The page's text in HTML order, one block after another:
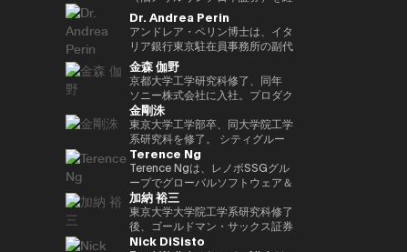
における社会的意義のある課題を
研究するOutblazeのリサーチ部
門、ThinkBlazeの創設者でもあ
ります。 2018年以降、Yat氏は
ゲーム業界におけるブロックチェ
ーンおよびNFT（非代替性トーク
ン）の活用を早期から提唱してき
ました。これにより、ゲーマーは
ゲーム内資産やデータ、ひいては
価値そのものを真に所有できるよ
うになると考えられています。分
散型アプリケーションとデジタル
資産の可能性を明確に見据えた
Yat氏は、Animoca Brandsをブ
ロックチェーン、ゲーム、NFT、
そしてオープン・メタバース分野
におけるリーダー的地位へと迅速
ジェクトの初期マーケティングお
よびアドバイザリーに関与した人
物である。こうした功績から、
CNBC により「クリプト界のゴ
ッドファーザー（the Godfather
of Crypto）」と称されている。
2013年には BitAngels を、2014
年には BitAngels Fund 1 を共同
設立。同ファンドは、イーサリア
ムのクラウドセールにおいて、1
トークン30セントという価格で
100万ドルを投資したことで知ら
れている。 ターピンは2015年に
「ビットコイン四季モデル
（Four Seasons of Bitcoin）」
を開発した人物でもあり、2024
年に Skyhorse Publishing から
2018年7月、世界的な暗号資産取
引所であるKrakenを運営する
Payward, Inc.（米国）に入社
し、金融庁登録に貢献。2020年3
月より同社日本代表就任。 2022
年7月Binance日本代表に就任。
オックスフォード大学経営学修士
（MBA）修了。
開発を担当し、同社の日本関連の
ビジネス全般に携わる。 FLOW
TRADERSは東京証券取引所の
Best Market Makerとして毎年表
彰されるとともに、暗号資産等の
デジタルアセットや海外の暗号資
産ETFも積極的にマーケットメイ
クを行い、上場企業である同社は
伝統金融とデジタルアセット業界
の懸け橋としての強みを持つ。
進（Project Agora等）、AIの金
融システムへの影響に関する国際
的検討等に従事。また、BIS決済
市場インフラ委員会（CPMI）、
G7デジタル決済専門家グループ
（2023年共同議長）、金融安定
委員会（FSB）イノベーションネ
ットワーク、BIS・中央銀行
CBDCグループなど、国際的な政
策協議体にも幅広く従事。 日本
銀行では、他に長崎支店長、香港
事務所長、金融機構局国際課長
（バーゼル規制担当）、国際局企
画役等を歴任。財務省では国際機
構課企画官として国際金融
（FATF、FSB等）を担当。 一橋
大学法学部卒業。ハーバード大学
リティーズ・レンディング、キャ
ッシュ・マネジメントを統括。ま
たデジタル戦略の分野においても
日本にて従事。2025年1月よりグ
ローバル・プロダクト・ソリュー
ション部を兼務し、同部内でトラ
ンジション・マネジメントを統
括。
て、BNPパリバ証券株式会社にて
複数の役職を経た後、グローバル
マーケッツ統括本部COOに就
任。Web3企業の Animoca
Brands 株式会社にて創業時より
COOとして参画した後、2024年
3月より現職。
Dr. Andrea Perin
アンドレア・ペリン博士は、イタ
リア銀行東京駐在員事務所の副代
表です。この職務において、日
本、韓国、台湾、オーストラリ
ア、ニュージーランドにおける経
済政策論議ならびにマクロ経済・
金融動向の分析を担当していま
す。また、現地の金融・監督当
局、機関投資家、ビジネスコミュ
ニティとの対話を通じて、イタリ
ア経済への理解促進と、二国間の
経済・金融関係のさらなる強化に
取り組んでいます。 中央銀行、
銀行監督当局、ならびに欧州中央
銀行（ECB）や欧州投資銀行
（EIB）を含む国際金融機関にお
金森 伽野
京都大学工学研究科修了、同年
ソニー株式会社に入社。プロダク
ト設計開発・商品企画・マーケテ
ィング業務に従事。その後、ネッ
ト証券でフィンテック新規事業立
ち上げ、カスタマーエクスペリエ
ンス、CX戦略推進などを経験。
2022年 ソニー銀行入社、現在は
ソニー銀行 DX事業企画部長とし
てweb3関連の新規事業企画を推
進。
金剛洙
東京大学工学部卒、同大学院工学
系研究科を修了。 シティグルー
プ証券株式会社に入社し、日本国
債・金利デリバティブのトレーデ
ィング業務に従事。 その後、株
式会社松尾研究所に参画し、機械
学習プロジェクトの企画から
PoC、開発を一貫して担当。
2022年より同社取締役に就任、
Terence Ng
Terence Ngは、レノボSSGグル
ープでグローバルソフトウェア＆
マネージドサービスビジネスを率
いています。彼は、戦略的な
Microsoft Cloud Solution
Provider（CSP）プログラムを推
加納 裕三
東京大学大学院工学系研究科修了
後、ゴールドマン・サックス証券
株式会社等を経て、2014年に株
Nick DiSisto